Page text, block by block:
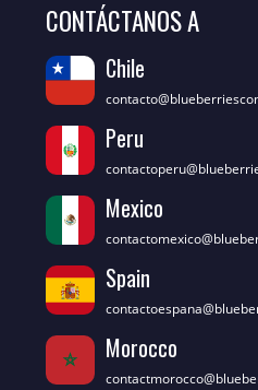
CONTÁCTANOS A
Chile
Peru
Mexico
Spain
Morocco